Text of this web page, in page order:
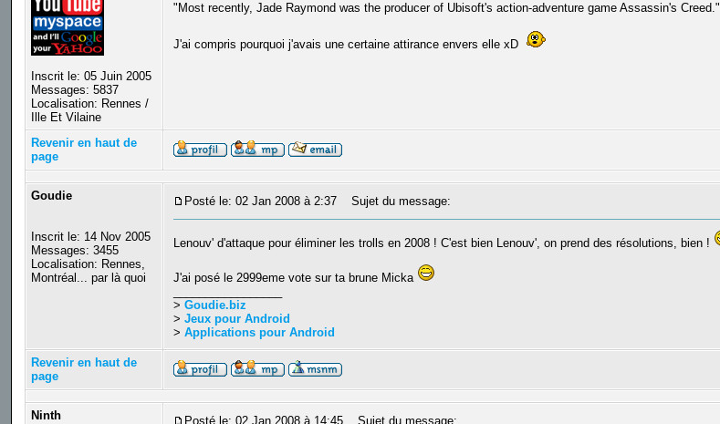
Inscrit le: 05 Juin 2005
Messages: 5837
Localisation: Rennes /
Ille Et Vilaine
"Most recently, Jade Raymond was the producer of Ubisoft's action-adventure game Assassin's Creed."
J'ai compris pourquoi j'avais une certaine attirance envers elle xD
Revenir en haut de
page
Goudie
Inscrit le: 14 Nov 2005
Messages: 3455
Localisation: Rennes,
Montréal... par là quoi
Posté le: 02 Jan 2008 à 2:37 Sujet du message:
Lenouv' d'attaque pour éliminer les trolls en 2008 ! C'est bien Lenouv', on prend des résolutions, bien !
J'ai posé le 2999eme vote sur ta brune Micka
> Goudie.biz
> Jeux pour Android
> Applications pour Android
Revenir en haut de
page
Ninth Posté le: 02 Jan 2008 à 14:45 Sujet du message: